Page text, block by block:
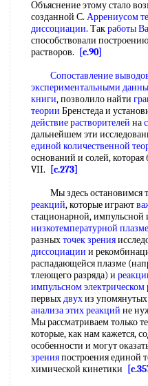
Объяснение этому стало
созданной С. Аррениусом
диссоциации. Такработы
способствовали
растворов.
[c.90]
Сопоставление
экспериментальными
книги, позволило найти
теории Бренстеда и
действие растворителей на
дальнейшем эти
единой количественной
оснований и солей, которая
VII.
[c.273]
Мы здесь остановимся
реакций, которые играют
стационарной, импульсной
низкотемпературной плазме
разныхточек зрения
диссоциации и
распадающейся плазме
тлеющего разряда) и
импульсном электрическом
первыхдвухиз
анализаэтих реакций не
Мы рассматриваем только
которые, как нам кажется,
особенности и могут
зренияпостроения единой
химической кинетики